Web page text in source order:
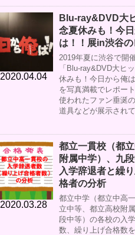
2020.04.04
Blu-ray&DVD大
念夏休みも！今
は！！展in渋谷の
2019年夏に渋谷で開
「Blu-ray&DVD大ヒ
休みも！今日から俺
を写真満載でレポー
使われたファン垂涎
道具などが展示されて
2020.03.28
都立一貫校（都立
附属中学）、九
入学辞退者と繰
格者の分析
都立中学（都立中高
立中等、都立高校附
段中等）の各校の入
数、繰り上げ合格数